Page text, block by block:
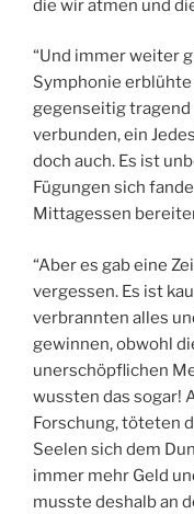
die wir atmen und
“Und immer weiter
Symphonie
gegenseitig tragend
verbunden, ein
doch auch. Es ist
Fügungen sich
Mittagessen
“Aber es gab eine
vergessen. Es ist
verbrannten alles
gewinnen, obwohl
unerschöpflichen
wussten das sogar!
Forschung, töteten
Seelen sich dem
immer mehr Geld
musste deshalb an